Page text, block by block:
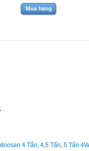
4 Tấn, 4,5 Tấn, 5 Tấn